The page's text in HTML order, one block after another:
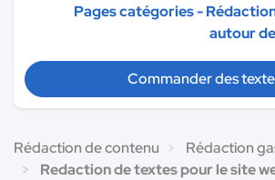
Pages catégories -
autour
Commander des
Rédaction de contenu
Rédaction
Redaction de textes pour le site